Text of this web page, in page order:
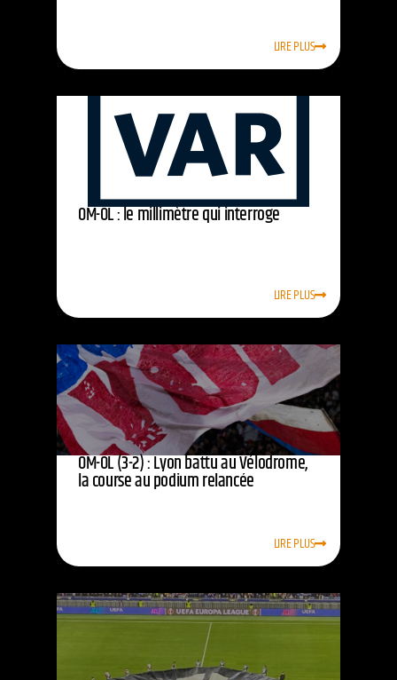
LIRE PLUS
OM-OL : le millimètre qui interroge
LIRE PLUS
OM-OL (3-2) : Lyon battu au Vélodrome,
la course au podium relancée
LIRE PLUS